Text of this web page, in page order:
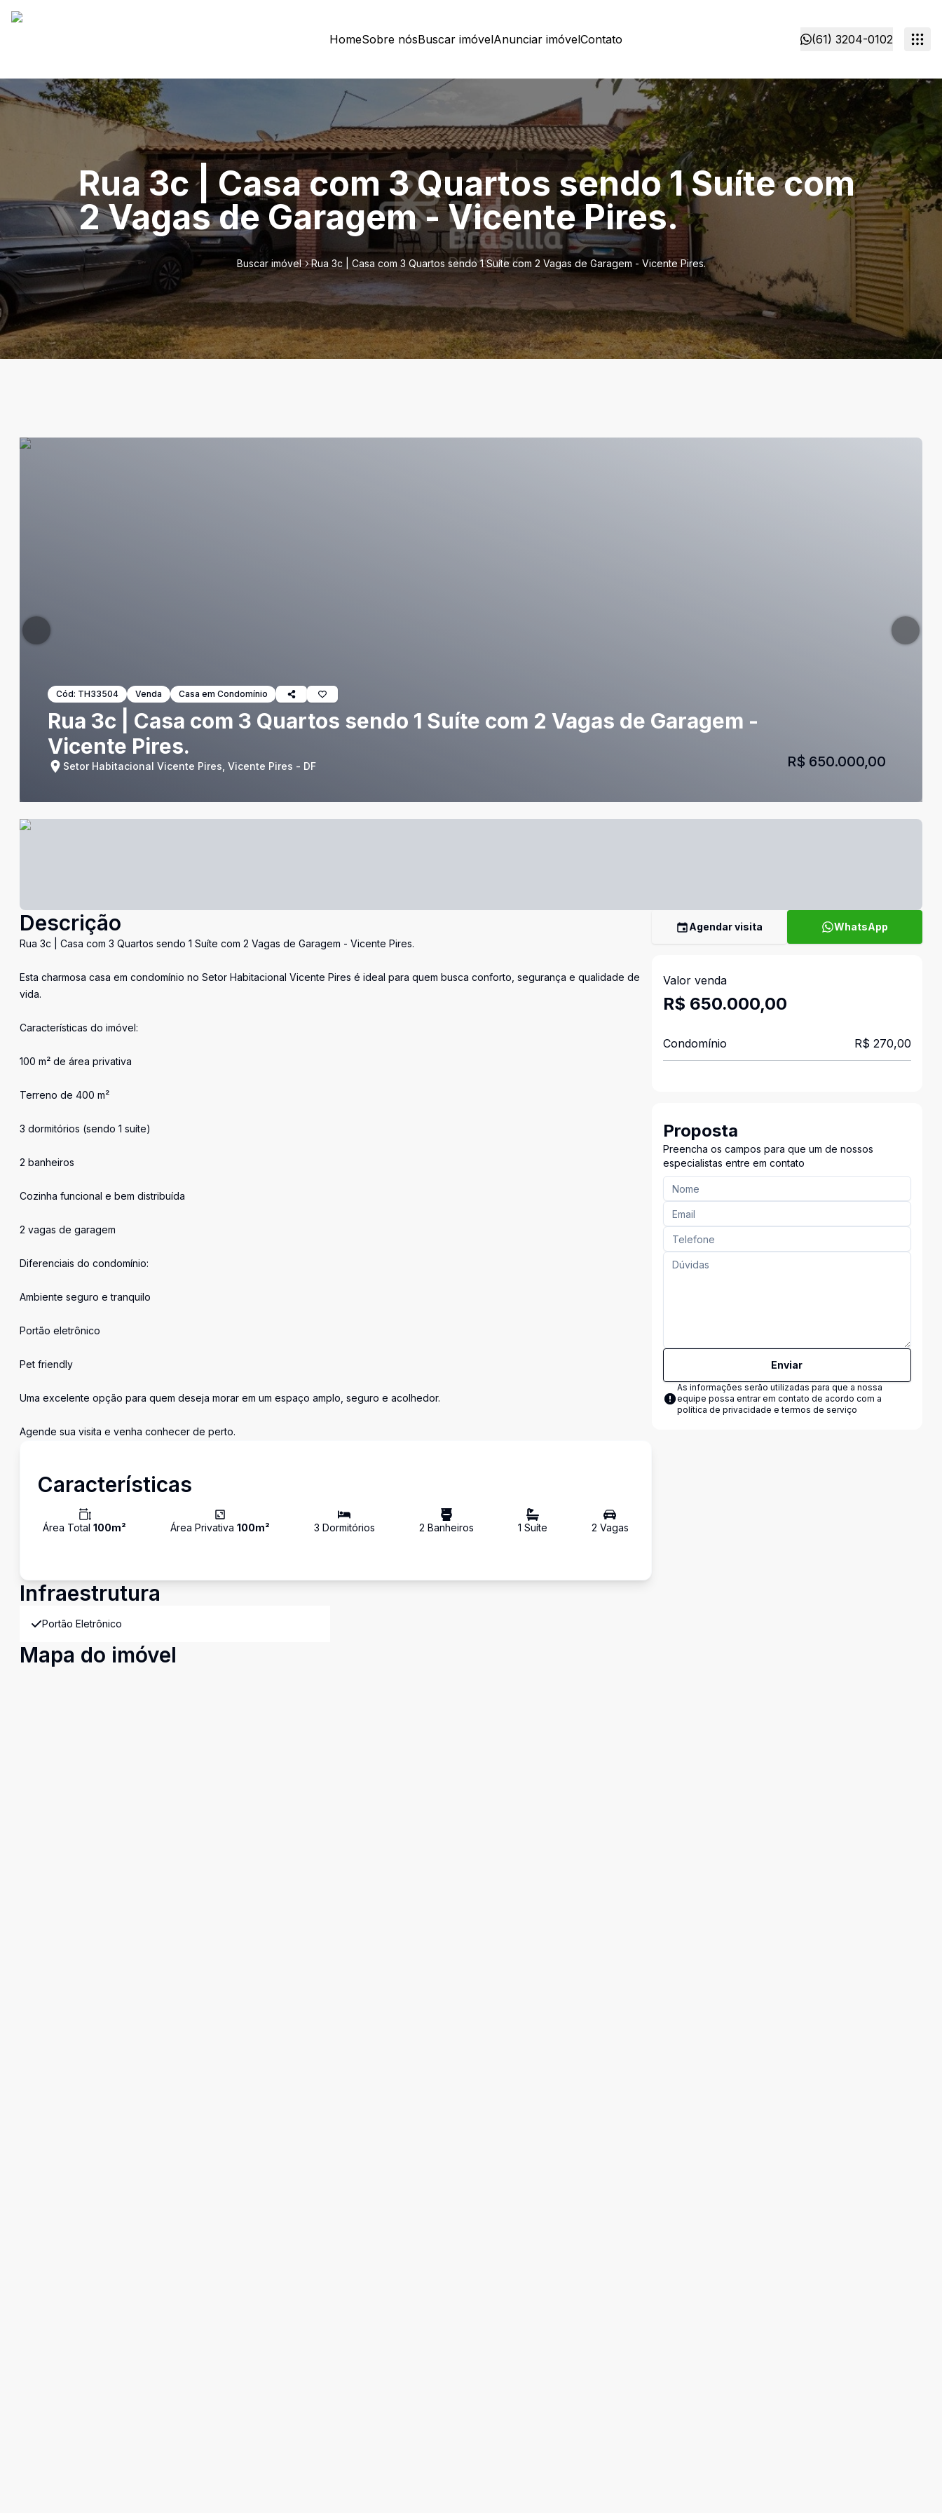
HomeSobre nósBuscar imóvelAnunciar imóvelContato (61) 3204-0102
Rua 3c | Casa com 3 Quartos sendo 1 Suíte com
2 Vagas de Garagem - Vicente Pires.
Buscar imóvel Rua 3c | Casa com 3 Quartos sendo 1 Suíte com 2 Vagas de Garagem - Vicente Pires.
Cód: TH33504 Venda Casa em Condomínio
Rua 3c | Casa com 3 Quartos sendo 1 Suíte com 2 Vagas de Garagem -
Vicente Pires.
Setor Habitacional Vicente Pires, Vicente Pires - DF R$ 650.000,00
Descrição
Rua 3c | Casa com 3 Quartos sendo 1 Suíte com 2 Vagas de Garagem - Vicente Pires.
Esta charmosa casa em condomínio no Setor Habitacional Vicente Pires é ideal para quem busca conforto, segurança e qualidade de
vida.
Características do imóvel:
100 m² de área privativa
Terreno de 400 m²
3 dormitórios (sendo 1 suíte)
2 banheiros
Cozinha funcional e bem distribuída
2 vagas de garagem
Diferenciais do condomínio:
Ambiente seguro e tranquilo
Portão eletrônico
Pet friendly
Uma excelente opção para quem deseja morar em um espaço amplo, seguro e acolhedor.
Agende sua visita e venha conhecer de perto.
Características
Área Total 100m² Área Privativa 100m² 3 Dormitórios 2 Banheiros 1 Suíte 2 Vagas
Infraestrutura
Portão Eletrônico
Mapa do imóvel
Agendar visita WhatsApp
Valor venda
R$ 650.000,00
Condomínio R$ 270,00
Proposta
Preencha os campos para que um de nossos
especialistas entre em contato
Enviar
As informações serão utilizadas para que a nossa
equipe possa entrar em contato de acordo com a
política de privacidade e termos de serviço